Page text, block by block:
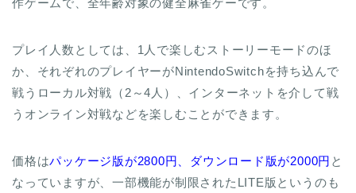
プレイ人数としては、1人で楽しむストーリーモードのほ
か、それぞれのプレイヤーがNintendoSwitchを持ち込んで
戦うローカル対戦（2～4人）、インターネットを介して戦
うオンライン対戦などを楽しむことができます。
価格はパッケージ版が2800円、ダウンロード版が2000円 と
なっていますが、一部機能が制限されたLITE版というのも